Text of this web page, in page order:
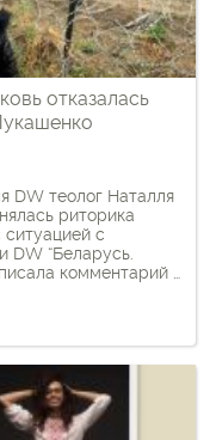
отказалась
DW теолог Наталля
риторика
ситуацией с
DW “Беларусь.
комментарий о
своим
постом